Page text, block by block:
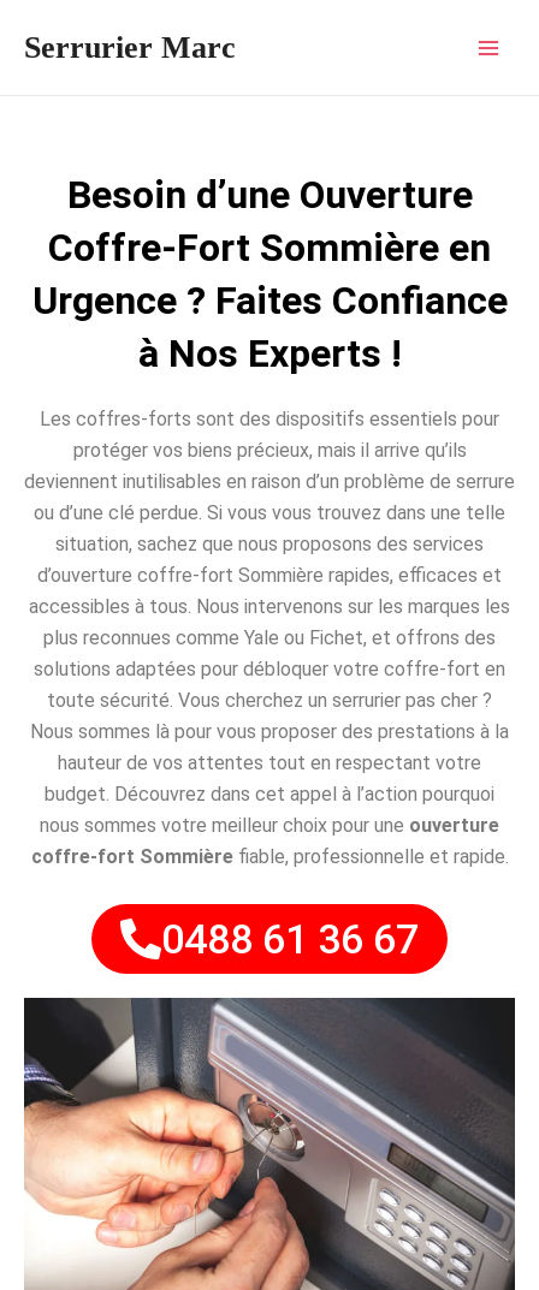
Serrurier Marc
Besoin d’une Ouverture
Coffre-Fort Sommière en
Urgence ? Faites Confiance
à Nos Experts !
Les coffres-forts sont des dispositifs essentiels pour
protéger vos biens précieux, mais il arrive qu’ils
deviennent inutilisables en raison d’un problème de serrure
ou d’une clé perdue. Si vous vous trouvez dans une telle
situation, sachez que nous proposons des services
d’ouverture coffre-fort Sommière rapides, efficaces et
accessibles à tous. Nous intervenons sur les marques les
plus reconnues comme Yale ou Fichet, et offrons des
solutions adaptées pour débloquer votre coffre-fort en
toute sécurité. Vous cherchez un serrurier pas cher ?
Nous sommes là pour vous proposer des prestations à la
hauteur de vos attentes tout en respectant votre
budget. Découvrez dans cet appel à l’action pourquoi
nous sommes votre meilleur choix pour une ouverture
coffre-fort Sommièrefiable, professionnelle et rapide.
0488 61 36 67